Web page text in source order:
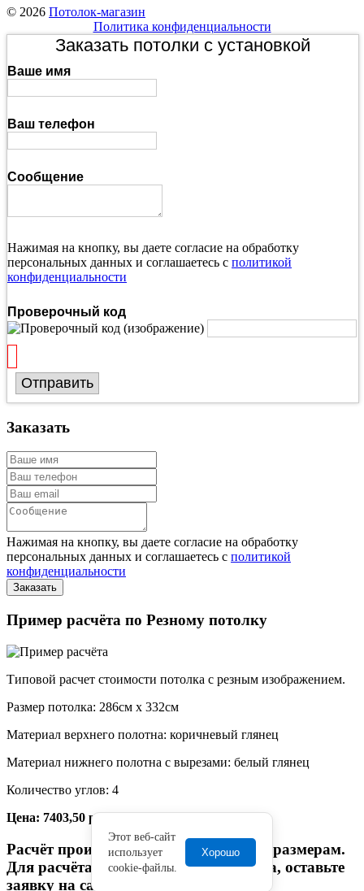
Этот веб-сайт
использует
cookie-файлы.
Хорошо
© 2026 Потолок-магазин
Политика конфиденциальности
Заказать потолки с установкой
Ваше имя
Ваш телефон
Сообщение
Нажимая на кнопку, вы даете согласие на обработку
персональных данных и соглашаетесь с политикой
конфиденциальности
Проверочный код
Отправить
Заказать
Нажимая на кнопку, вы даете согласие на обработку
персональных данных и соглашаетесь с политикой
конфиденциальности
Пример расчёта по Резному потолку
Типовой расчет стоимости потолка с резным изображением.
Размер потолка: 286см x 332см
Материал верхнего полотна: коричневый глянец
Материал нижнего полотна с вырезами: белый глянец
Количество углов: 4
Цена: 7403,50 руб.
Расчёт произведён по произвольным размерам.
Для расчёта стоимости Вашего заказа, оставьте
заявку на сайте.